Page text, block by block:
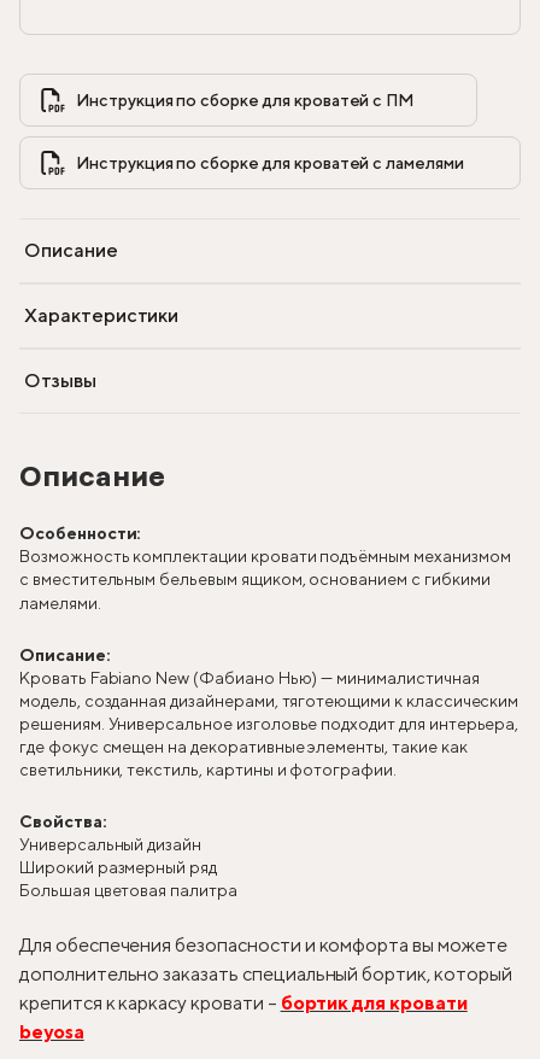
Описание
Особенности:
Возможность комплектации кровати подъёмным механизмом
с вместительным бельевым ящиком, основанием с гибкими
ламелями.
Описание:
Кровать Fabiano New (Фабиано Нью) — минималистичная
модель, созданная дизайнерами, тяготеющими к классическим
решениям. Универсальное изголовье подходит для интерьера,
где фокус смещен на декоративные элементы, такие как
светильники, текстиль, картины и фотографии.
Свойства:
Универсальный дизайн
Широкий размерный ряд
Большая цветовая палитра
Для обеспечения безопасности и комфорта вы можете
дополнительно заказать специальный бортик, который
крепится к каркасу кровати – бортик для кровати
beyosa
Инструкция по сборке для кроватей с ПМ
Описание
Характеристики
Отзывы